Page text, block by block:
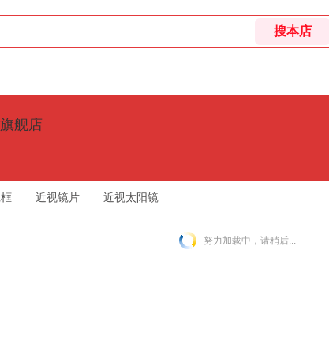
舰店
近视镜片 近视太阳镜
努力加载中，请稍后...